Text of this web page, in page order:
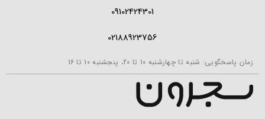
09102424301
02188923756
زمان پاسخگویی: شنبه تا چهارشنبه 10 تا 20، پنجشنبه 10 تا 16